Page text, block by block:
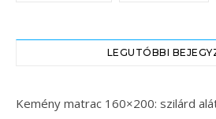
LEGUTÓBBI
Kemény matrac 160×200: szilárd